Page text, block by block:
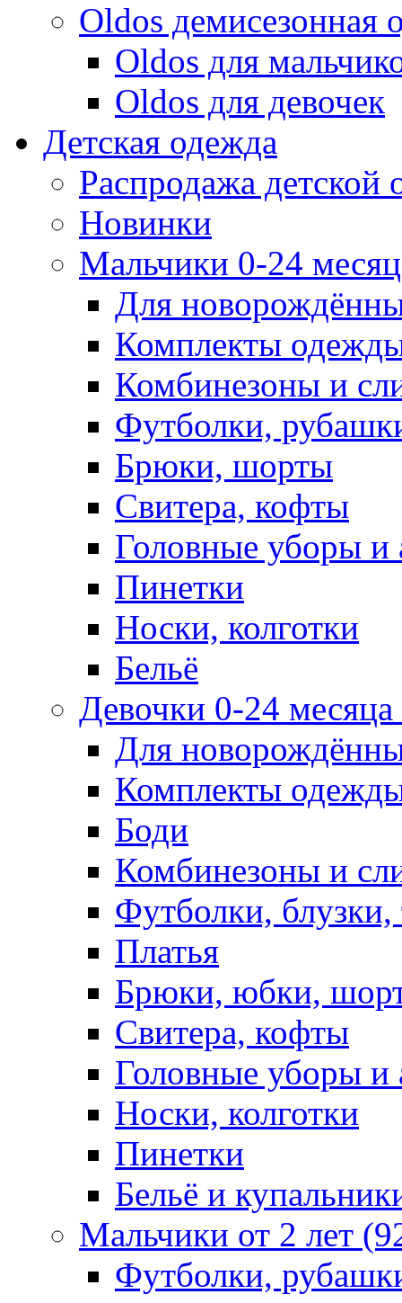
Oldos демисезонная
Oldos для
Oldos для девочек
Детская одежда
Распродажа детской
Новинки
Мальчики 0-24
Для
Комплекты
Комбинезоны и
Футболки,
Брюки, шорты
Свитера, кофты
Головные уборы и
Пинетки
Носки, колготки
Бельё
Девочки 0-24
Для
Комплекты
Боди
Комбинезоны и
Футболки,
Платья
Брюки, юбки,
Свитера, кофты
Головные уборы и
Носки, колготки
Пинетки
Бельё и
Мальчики от 2 лет
Футболки,